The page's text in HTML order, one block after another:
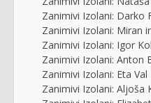
Zanimivi Izolani: Darko
Zanimivi Izolani: Miran
Zanimivi Izolani: Igor
Zanimivi Izolani: Anton
Zanimivi Izolani: Eta Val
Zanimivi Izolani: Aljoša